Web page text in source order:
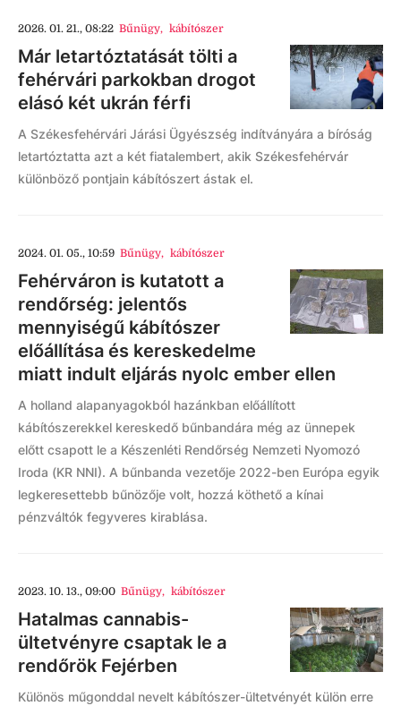
2026. 01. 21., 08:22 Bűnügy, kábítószer
Már letartóztatását tölti a
fehérvári parkokban drogot
elásó két ukrán férfi
A Székesfehérvári Járási Ügyészség indítványára a bíróság
letartóztatta azt a két fiatalembert, akik Székesfehérvár
különböző pontjain kábítószert ástak el.
2024. 01. 05., 10:59 Bűnügy, kábítószer
Fehérváron is kutatott a
rendőrség: jelentős
mennyiségű kábítószer
előállítása és kereskedelme
miatt indult eljárás nyolc ember ellen
A holland alapanyagokból hazánkban előállított
kábítószerekkel kereskedő bűnbandára még az ünnepek
előtt csapott le a Készenléti Rendőrség Nemzeti Nyomozó
Iroda (KR NNI). A bűnbanda vezetője 2022-ben Európa egyik
legkeresettebb bűnözője volt, hozzá köthető a kínai
pénzváltók fegyveres kirablása.
2023. 10. 13., 09:00 Bűnügy, kábítószer
Hatalmas cannabis-
ültetvényre csaptak le a
rendőrök Fejérben
Különös műgonddal nevelt kábítószer-ültetvényét külön erre